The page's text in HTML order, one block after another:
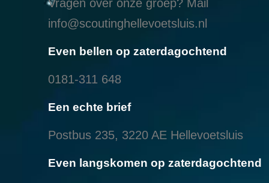
Vragen over onze groep? Mail
info@scoutinghellevoetsluis.nl
Even bellen op zaterdagochtend
0181-311 648
Een echte brief
Postbus 235, 3220 AE Hellevoetsluis
Even langskomen op zaterdagochtend